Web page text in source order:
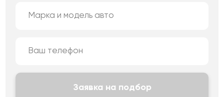
Заявка на подбор